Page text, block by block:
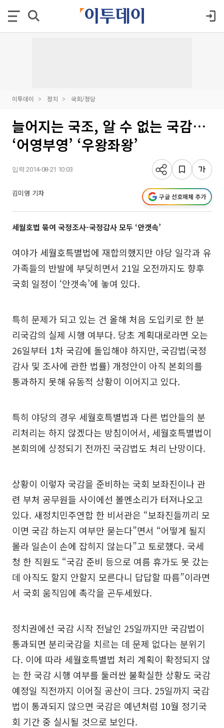
이투데이 정치 국회/정당
늘어지는 국조, 알 수 없는 국감…
‘어영부영’ ‘우왕좌왕’
입력 2014-08-21 10:03
김미영 기자 구글 선호매체 추가
세월호법 묶여 국정조사-국정감사 모두 ‘안갯속’
여야가 세월호특별법에 재합의했지만 야당 일각과 유
가족들의 반발에 부딪히면서 21일 오전까지도 향후
국회 일정이 ‘안갯속’에 놓여 있다.
특히 문제가 되고 있는 건 올해 처음 도입키로 한 분
리국감의 실제 시행 여부다. 당초 계획대로라면 오는
26일부터 1차 국감에 돌입해야 하지만, 국감법(국정
감사 및 조사에 관한 법률) 개정안이 아직 본회의를
통과하지 못해 유동적 상황이 이어지고 있다.
특히 야당의 경우 세월호특별법과 다른 법안들의 분
리처리는 하지 않겠다는 방침이어서, 세월호특별법이
본회의에 상정되기 전까진 국감법도 처리 난망이다.
상황이 이렇자 국감을 준비하는 국회 보좌진이나 관
련 부처 공무원들 사이에선 볼멘소리가 터져나오고
있다. 새정치민주연합 한 비서관은 “보좌진들끼리 모
이면 국감 하는지 여부만 묻는다”면서 “어떻게 될지
몰라 일손이 손에 잡히지 않는다”고 토로했다. 국세
청 한 직원도 “국감 준비 등으로 여름 휴가도 못 갔는
데 아직도 할지 안할지 모른다니 답답할 따름”이라면
서 국회 움직임에 촉각을 곤두세웠다.
정치권에선 국감 시작 전날인 25일까지만 국감법이
통과되면 분리국감을 치르는 데 문제 없다는 분위기
다. 이에 따라 세월호특별법 처리 계획이 확정되지 않
는 한 국감 시행 여부를 둘러싼 불확실한 상황도 국감
예정일 직전까지 이어질 공산이 크다. 25일까지 국감
법이 통과되지 않으면 국감은 예년처럼 10월 정기국
회 기간 중 실시될 것으로 보인다.